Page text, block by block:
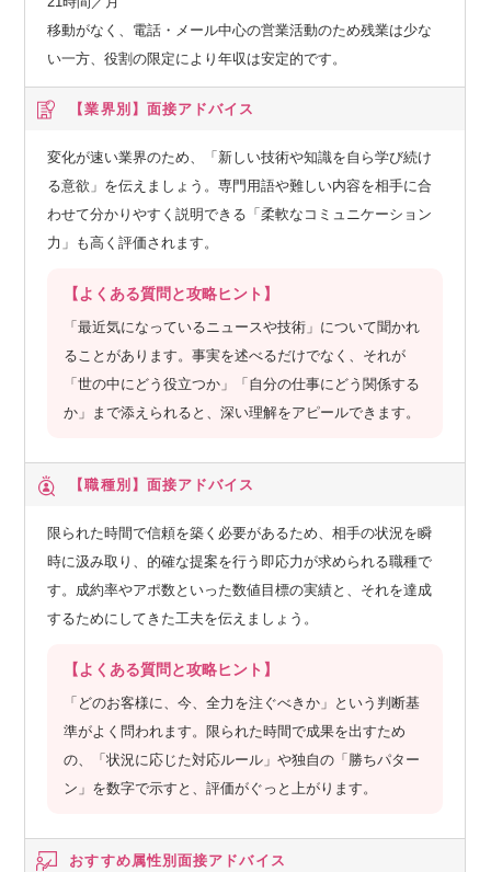
移動がなく、電話・メール中心の営業活動のため残業は少な
い一方、役割の限定により年収は安定的です。
【業界別】 面接アドバイス
変化が速い業界のため、「新しい技術や知識を自ら学び続け
る意欲」を伝えましょう。専門用語や難しい内容を相手に合
わせて分かりやすく説明できる「柔軟なコミュニケーション
力」も高く評価されます。
【よくある質問と攻略ヒント】
「最近気になっているニュースや技術」について聞かれ
ることがあります。事実を述べるだけでなく、それが
「世の中にどう役立つか」「自分の仕事にどう関係する
か」まで添えられると、深い理解をアピールできます。
【職種別】 面接アドバイス
限られた時間で信頼を築く必要があるため、相手の状況を瞬
時に汲み取り、的確な提案を行う即応力が求められる職種で
す。成約率やアポ数といった数値目標の実績と、それを達成
するためにしてきた工夫を伝えましょう。
【よくある質問と攻略ヒント】
「どのお客様に、今、全力を注ぐべきか」という判断基
準がよく問われます。限られた時間で成果を出すため
の、「状況に応じた対応ルール」や独自の「勝ちパター
ン」を数字で示すと、評価がぐっと上がります。
おすすめ属性別面接アドバイス